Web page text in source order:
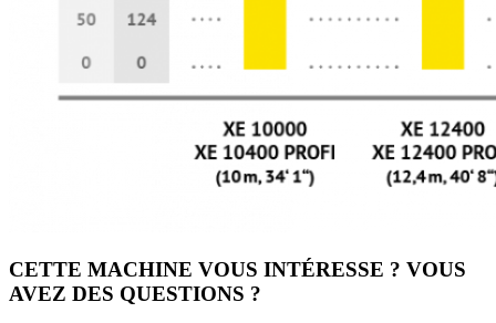
CETTE MACHINE VOUS INTÉRESSE ? VOUS
AVEZ DES QUESTIONS ?